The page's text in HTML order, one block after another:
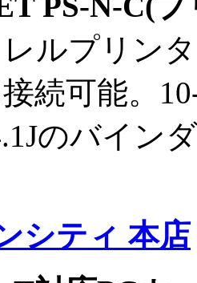
ルプリン
続可能。
のバイン
シティ 本店